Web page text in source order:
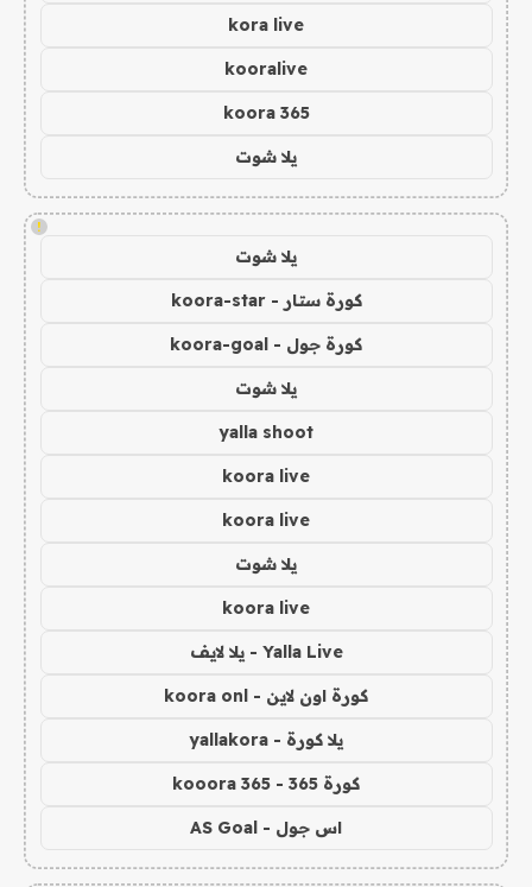
kora live
kooralive
koora 365
يلا شوت
!
يلا شوت
كورة ستار - koora-star
كورة جول - koora-goal
يلا شوت
yalla shoot
koora live
koora live
يلا شوت
koora live
Yalla Live - يلا لايف
كورة اون لاين - koora onl
يلا كورة - yallakora
كورة 365 - kooora 365
اس جول - AS Goal